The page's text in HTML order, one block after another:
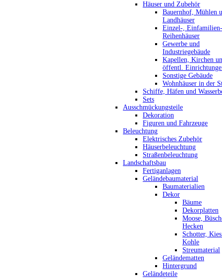
Häuser und Zubehör
Bauernhof, Mühlen
Landhäuser
Einzel-,
Reihenhäuser
Gewerbe und
Industriegebäude
Kapellen, Kirchen
öffentl.
Sonstige Gebäude
Wohnhäuser in der
Schiffe, Häfen und
Sets
Ausschmückungsteile
Dekoration
Figuren und Fahrzeuge
Beleuchtung
Elektrisches Zubehör
Häuserbeleuchtung
Straßenbeleuchtung
Landschaftsbau
Fertiganlagen
Geländebaumaterial
Baumaterialien
Dekor
Bäume
Dekorplatten
Moose,
Hecken
Schotter,
Kohle
Streumaterial
Geländematten
Hintergrund
Geländeteile